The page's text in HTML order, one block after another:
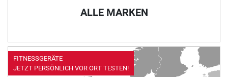
ALLE MARKEN
FITNESSGERÄTE
JETZT PERSÖNLICH VOR ORT TESTEN!